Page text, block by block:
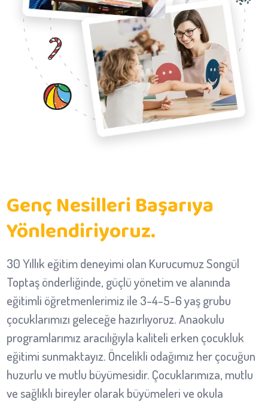
Genç Nesilleri Başarıya
Yönlendiriyoruz.
30 Yıllık eğitim deneyimi olan Kurucumuz Songül
Toptaş önderliğinde, güçlü yönetim ve alanında
eğitimli öğretmenlerimiz ile 3-4-5-6 yaş grubu
çocuklarımızı geleceğe hazırlıyoruz. Anaokulu
programlarımız aracılığıyla kaliteli erken çocukluk
eğitimi sunmaktayız. Öncelikli odağımız her çocuğun
huzurlu ve mutlu büyümesidir. Çocuklarımıza, mutlu
ve sağlıklı bireyler olarak büyümeleri ve okula